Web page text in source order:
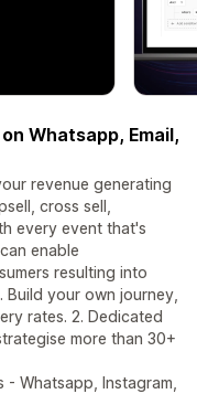
Whatsapp, Email,
revenue generating
cross sell,
every event that's
enable
resulting into
Build your own journey,
rates. 2. Dedicated
more than 30+
- Whatsapp, Instagram,